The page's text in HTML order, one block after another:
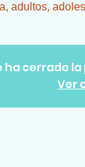
adultos,
ha cerrado
Ver